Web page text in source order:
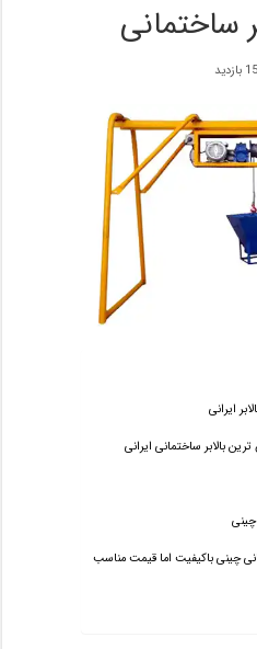
ساختمانی
ایرانی
بالابر ساختمانی ایرانی
چینی